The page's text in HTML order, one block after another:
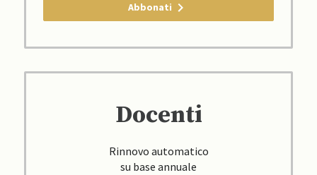
Abbonati
Docenti
Rinnovo automatico
su base annuale